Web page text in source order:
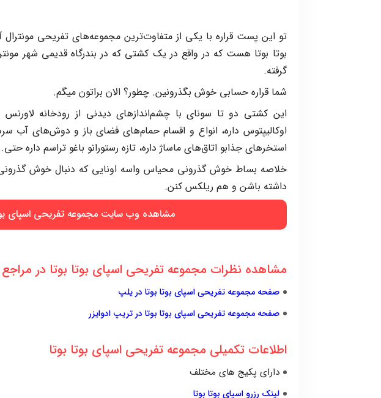
تو این پست قراره با یکی از متفاوت‌ترین مجموعه‌های تفریحی
بوتا بوتا هست که در واقع در یک کشتی که در بندرگاه قدیمی شهر
گرفته.
شما قراره حسابی خوش بگذرونین. چطور؟ الان براتون میگم.
این کشتی دو تا سونای با چشم‌اندازهای دیدنی از رودخانه لاورنس
اوکالیپتوس داره، انواع و اقسام حمام‌‌های فضای باز و دوش‌های آب
استخرهای جذابو اتاق‌های ماساژ داره، تازه رستورانو باغو تراسم داره حتی.
خلاصه بساط خوش گذرونی محیاس واسه اونایی که دنبال خوش
داشته باشن و هم ریلکس کنن.
مشاهده وب سایت مجموعه تفریحی اسپای
مشاهده نظرات مجموعه تفریحی اسپای بوتا بوتا در مراجع
صفحه مجموعه تفریحی اسپای بوتا بوتا در یلپ
صفحه مجموعه تفریحی اسپای بوتا بوتا در تریپ ادوایزر
اطلاعات تکمیلی مجموعه تفریحی اسپای بوتا بوتا
دارای پکیج های مختلف
لینک رزرو اسپای بوتا بوتا